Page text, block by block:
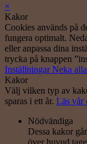
×
Kakor
Cookies används på
fungera optimalt.
eller anpassa dina
trycka på knappen
InställningarNeka alla
Kakor
Välj vilken typ av
sparas i ett år. Läs vår
Nödvändiga
Dessa kakor
över huvud